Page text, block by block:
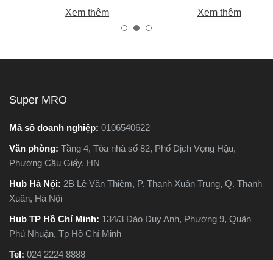
nhiên, trên thị trường hiện
nay có hai dòng phổ biến là
bài viết này, Super MRO sẽ
giúp bạn hiểu rõ sự khác
điểm và tư vấn chọn lựa
loại máy phù hợp nhất với
nhu cầu sử dụng thực tế.
tốt, bền, hoạt động ổn định,
tránh hàng giả, hàng kém
Super MRO
Mã số doanh nghiệp: 0106540622
Văn phòng: Tầng 4, Tòa nhà số 82, Phố Dịch Vọng Hậu,
Phường Cầu Giấy, HN
Hub Hà Nội: 2B Lê Văn Thiêm, P. Thanh Xuân Trung, Q. Thanh
Xuân, Hà Nội
Hub TP Hồ Chí Minh: 134/3 Đào Duy Anh, Phường 9, Quận
Phú Nhuận, Tp Hồ Chí Minh
Tel: 024 2224 8888